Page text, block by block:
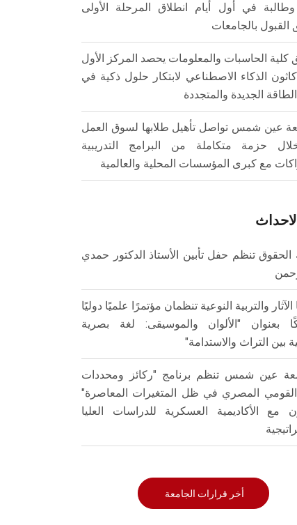
وطالبة في أول أيام انطلاق المرحلة الأولى
القبول بالجامعات
كلية الحاسبات والمعلومات يحصد المركز الأول
الذكاء الاصطناعي لابتكار حلول ذكية في
الجديدة والمتجددة
عين شمس تواصل تأهيل طلابها لسوق العمل
حزمة متكاملة من البرامج التدريبية
مع كبرى المؤسسات المحلية والعالمية
الحقوق تنظم حفل تأبين الأستاذ الدكتور حمدي
الآثار والتربية النوعية تنظمان مؤتمرًا علميًا دوليًا
بعنوان "الألوان والموسيقى: لغة بصرية
بين التراث والاستدامة"
عين شمس تنظم برنامج "ركائز ومحددات
القومي المصري في ظل المتغيرات المعاصرة"
مع الأكاديمية العسكرية للدراسات العليا
أخر قرارات الجامعة